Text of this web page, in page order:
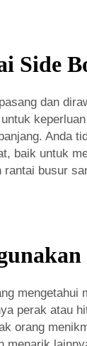
Side
dan
Anda
baik untuk
busur
perak atau
orang